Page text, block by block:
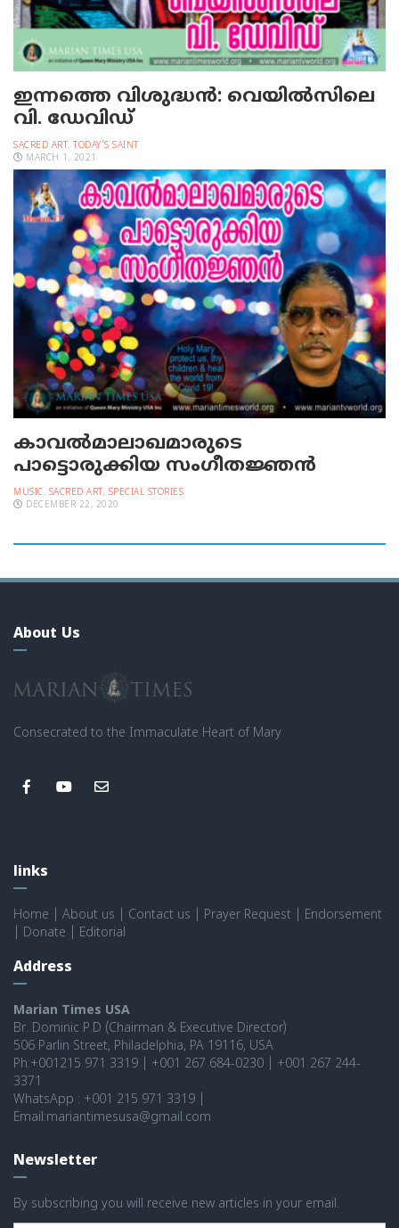
ഇന്നത്തെ വിശുദ്ധന്‍: വെയില്‍സിലെ
വി. ഡേവിഡ്
SACRED ART, TODAY'S SAINT
MARCH 1, 2021
കാവല്‍മാലാഖമാരുടെ
പാട്ടൊരുക്കിയ സംഗീതജ്ഞന്‍
MUSIC, SACRED ART, SPECIAL STORIES
DECEMBER 22, 2020
About Us
Consecrated to the Immaculate Heart of Mary
links
Home About us Contact us Prayer Request
Endorsement
Donate Editorial
Address
Marian Times USA
Br. Dominic P.D (Chairman & Executive Director)
506 Parlin Street, Philadelphia, PA 19116, USA
Ph:+001215 971 3319 | +001 267 684-0230 | +001 267 244-
3371
WhatsApp : +001 215 971 3319 |
Email:mariantimesusa@gmail.com
Newsletter
By subscribing you will receive new articles in your email.